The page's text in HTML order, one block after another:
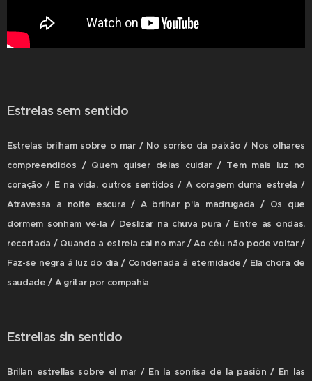
Estrelas sem sentido
Estrelas brilham sobre o mar / No sorriso da paixão / Nos olhares
compreendidos / Quem quiser delas cuidar / Tem mais luz no
coração / E na vida, outros sentidos / A coragem duma estrela /
Atravessa a noite escura / A brilhar p'la madrugada / Os que
dormem sonham vê-la / Deslizar na chuva pura / Entre as ondas,
recortada / Quando a estrela cai no mar / Ao céu não pode voltar /
Faz-se negra á luz do dia / Condenada á eternidade / Ela chora de
saudade / A gritar por compahia
Estrellas sin sentido
Brillan estrellas sobre el mar / En la sonrisa de la pasión / En las